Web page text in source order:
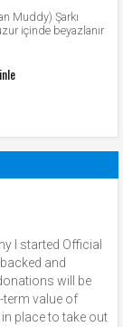
Muddy) Şarkı
içinde beyazlanır
I started Official
and
will be
term value of
place to take out